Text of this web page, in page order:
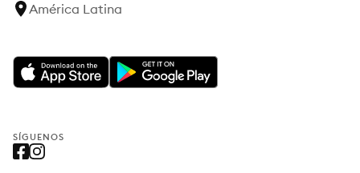
América Latina
SÍGUENOS